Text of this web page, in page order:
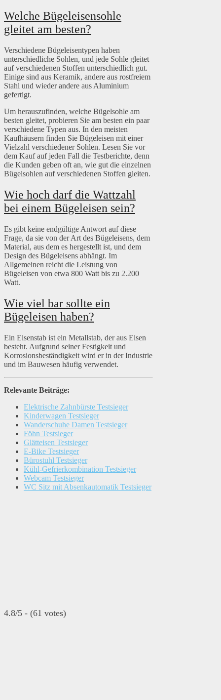
Welche Bügeleisensohle
gleitet am besten?
Verschiedene Bügeleisentypen haben
unterschiedliche Sohlen, und jede Sohle gleitet
auf verschiedenen Stoffen unterschiedlich gut.
Einige sind aus Keramik, andere aus rostfreiem
Stahl und wieder andere aus Aluminium
gefertigt.
Um herauszufinden, welche Bügelsohle am
besten gleitet, probieren Sie am besten ein paar
verschiedene Typen aus. In den meisten
Kaufhäusern finden Sie Bügeleisen mit einer
Vielzahl verschiedener Sohlen. Lesen Sie vor
dem Kauf auf jeden Fall die Testberichte, denn
die Kunden geben oft an, wie gut die einzelnen
Bügelsohlen auf verschiedenen Stoffen gleiten.
Wie hoch darf die Wattzahl
bei einem Bügeleisen sein?
Es gibt keine endgültige Antwort auf diese
Frage, da sie von der Art des Bügeleisens, dem
Material, aus dem es hergestellt ist, und dem
Design des Bügeleisens abhängt. Im
Allgemeinen reicht die Leistung von
Bügeleisen von etwa 800 Watt bis zu 2.200
Watt.
Wie viel bar sollte ein
Bügeleisen haben?
Ein Eisenstab ist ein Metallstab, der aus Eisen
besteht. Aufgrund seiner Festigkeit und
Korrosionsbeständigkeit wird er in der Industrie
und im Bauwesen häufig verwendet.
Relevante Beiträge:
Elektrische Zahnbürste Testsieger
Kinderwagen Testsieger
Wanderschuhe Damen Testsieger
Föhn Testsieger
Glätteisen Testsieger
E-Bike Testsieger
Bürostuhl Testsieger
Kühl-Gefrierkombination Testsieger
Webcam Testsieger
WC Sitz mit Absenkautomatik Testsieger
4.8/5 - (61 votes)